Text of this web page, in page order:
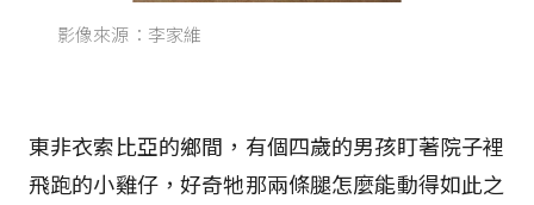
影像來源：李家維
東非衣索比亞的鄉間，有個四歲的男孩盯著院子裡
飛跑的小雞仔，好奇牠那兩條腿怎麼能動得如此之